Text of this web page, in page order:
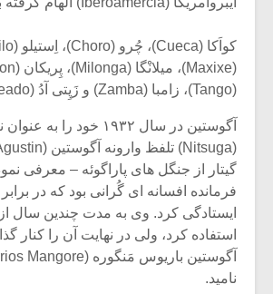
(Tango)، زامبا (Zamba) و زَپِتی آدُ (Zapateado)
آگوستین در سال ۱۹۳۲ خود را به
گیتار از جنگل های پاراگوئه – معرفی
فرمانده افسانه ای گُرانی بود که در
ایستادگی کرد. وی به مدت چندین سال
استفاده کرد، ولی در نهایت آن را کنار
نامید.